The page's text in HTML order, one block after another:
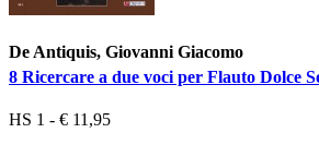
De Antiquis, Giovanni Giacomo
8 Ricercare a due voci per Flauto Dolce
HS 1 - € 11,95